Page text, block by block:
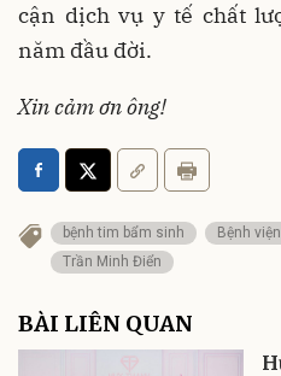
cận dịch vụ y tế chất
năm đầu đời.
Xin cảm ơn ông!
bệnh tim bẩm sinh
Bệnh
Trần Minh Điển
BÀI LIÊN QUAN